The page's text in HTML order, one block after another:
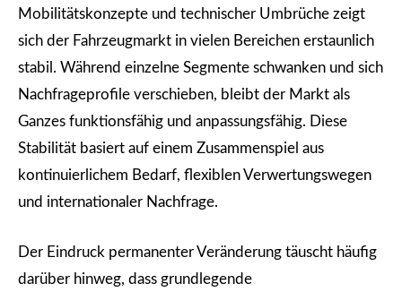
Mobilitätskonzepte und technischer Umbrüche zeigt
sich der Fahrzeugmarkt in vielen Bereichen erstaunlich
stabil. Während einzelne Segmente schwanken und sich
Nachfrageprofile verschieben, bleibt der Markt als
Ganzes funktionsfähig und anpassungsfähig. Diese
Stabilität basiert auf einem Zusammenspiel aus
kontinuierlichem Bedarf, flexiblen Verwertungswegen
und internationaler Nachfrage.
Der Eindruck permanenter Veränderung täuscht häufig
darüber hinweg, dass grundlegende